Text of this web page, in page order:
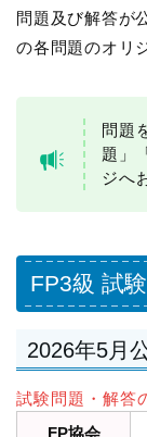
問題及び解答が
の各問題のオリ
問題
題」
ジへ
FP3級 試
2026年5月
試験問題・解答